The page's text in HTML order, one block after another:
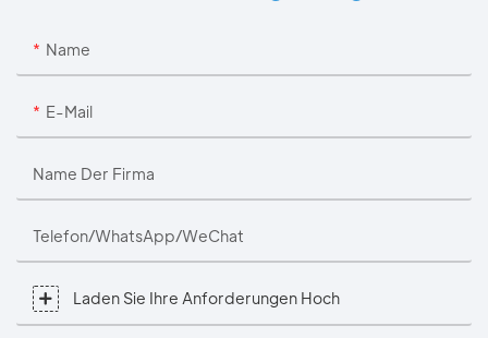
Name
E-Mail
Name Der Firma
Telefon/WhatsApp/WeChat
Laden Sie Ihre Anforderungen Hoch